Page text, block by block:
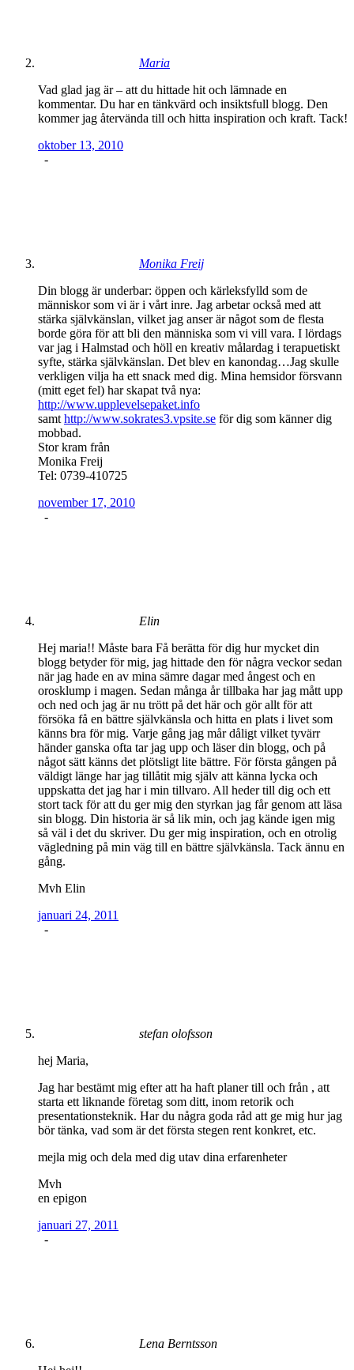
Maria
Vad glad jag är – att du hittade hit och lämnade en
kommentar. Du har en tänkvärd och insiktsfull blogg. Den
kommer jag återvända till och hitta inspiration och kraft. Tack!
oktober 13, 2010
-
Monika Freij
Din blogg är underbar: öppen och kärleksfylld som de
människor som vi är i vårt inre. Jag arbetar också med att
stärka självkänslan, vilket jag anser är något som de flesta
borde göra för att bli den människa som vi vill vara. I lördags
var jag i Halmstad och höll en kreativ målardag i terapuetiskt
syfte, stärka självkänslan. Det blev en kanondag…Jag skulle
verkligen vilja ha ett snack med dig. Mina hemsidor försvann
(mitt eget fel) har skapat två nya:
http://www.upplevelsepaket.info
samthttp://www.sokrates3.vpsite.se för dig som känner dig
mobbad.
Stor kram från
Monika Freij
Tel: 0739-410725
november 17, 2010
-
Elin
Hej maria!! Måste bara Få berätta för dig hur mycket din
blogg betyder för mig, jag hittade den för några veckor sedan
när jag hade en av mina sämre dagar med ångest och en
orosklump i magen. Sedan många år tillbaka har jag mått upp
och ned och jag är nu trött på det här och gör allt för att
försöka få en bättre självkänsla och hitta en plats i livet som
känns bra för mig. Varje gång jag mår dåligt vilket tyvärr
händer ganska ofta tar jag upp och läser din blogg, och på
något sätt känns det plötsligt lite bättre. För första gången på
väldigt länge har jag tillåtit mig själv att känna lycka och
uppskatta det jag har i min tillvaro. All heder till dig och ett
stort tack för att du ger mig den styrkan jag får genom att läsa
sin blogg. Din historia är så lik min, och jag kände igen mig
så väl i det du skriver. Du ger mig inspiration, och en otrolig
vägledning på min väg till en bättre självkänsla. Tack ännu en
gång.
Mvh Elin
januari 24, 2011
-
stefan olofsson
hej Maria,
Jag har bestämt mig efter att ha haft planer till och från , att
starta ett liknande företag som ditt, inom retorik och
presentationsteknik. Har du några goda råd att ge mig hur jag
bör tänka, vad som är det första stegen rent konkret, etc.
mejla mig och dela med dig utav dina erfarenheter
Mvh
en epigon
januari 27, 2011
-
Lena Berntsson